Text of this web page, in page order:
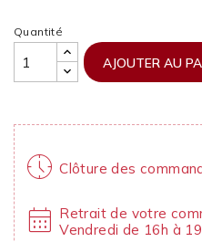
Quantité
AJOUTER AU
nest_clock_farsight_analog Clôture des
calendar_month Retrait de votre
Vendredi de 16h à